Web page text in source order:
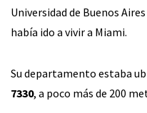
Universidad de Buenos
había ido a vivir a Miami.
Su departamento estaba
7330, a poco más de 200